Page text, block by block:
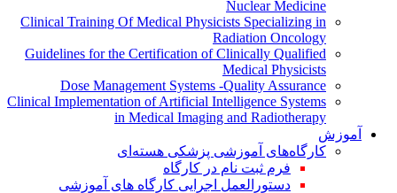
Nuclear Medicine
Clinical Training Of Medical Physicists Specializing in
Radiation Oncology
Guidelines for the Certification of Clinically Qualified
Medical Physicists
Dose Management Systems -Quality Assurance
Clinical Implementation of Artificial Intelligence Systems
in Medical Imaging and Radiotherapy
آموزش
کارگاه‌های آموزشی پزشکی هسته‌ای
فرم ثبت نام در کارگاه
دستورالعمل اجرایی کارگاه های آموزشی